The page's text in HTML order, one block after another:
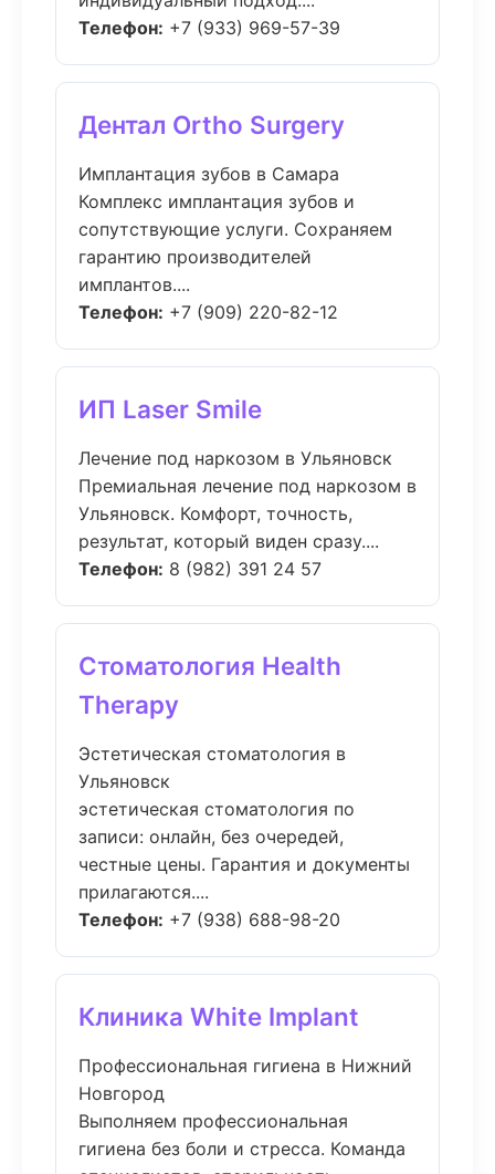
Телефон: +7 (933) 969-57-39
Дентал Ortho Surgery
Имплантация зубов в Самара
Комплекс имплантация зубов и
сопутствующие услуги. Сохраняем
гарантию производителей
имплантов....
Телефон: +7 (909) 220-82-12
ИП Laser Smile
Лечение под наркозом в Ульяновск
Премиальная лечение под наркозом в
Ульяновск. Комфорт, точность,
результат, который виден сразу....
Телефон: 8 (982) 391 24 57
Стоматология Health
Therapy
Эстетическая стоматология в
Ульяновск
эстетическая стоматология по
записи: онлайн, без очередей,
честные цены. Гарантия и документы
прилагаются....
Телефон: +7 (938) 688-98-20
Клиника White Implant
Профессиональная гигиена в Нижний
Новгород
Выполняем профессиональная
гигиена без боли и стресса. Команда